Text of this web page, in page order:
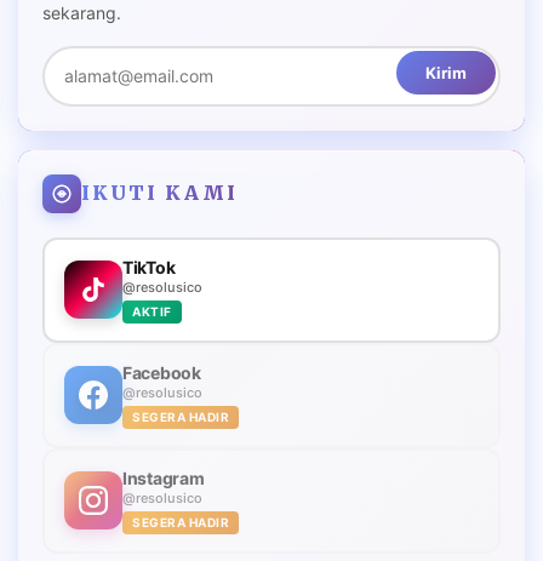
sekarang.
Kirim
IKUTI KAMI
TikTok
@resolusico
AKTIF
Facebook
@resolusico
SEGERA HADIR
Instagram
@resolusico
SEGERA HADIR